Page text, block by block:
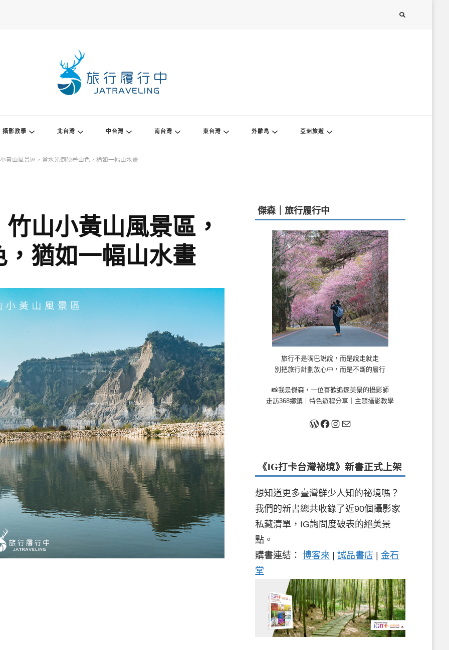
攝影教學 北台灣 中台灣 南台灣 東台灣 外離島 亞洲旅遊
黃山風景區，當水光倒映著山色，猶如一幅山水畫
山小黃山風景區，
猶如一幅山水畫
傑森｜旅行履行中
旅行不是嘴巴說說，而是說走就走
別把旅行計劃放心中，而是不斷的履行
📸我是傑森，一位喜歡追逐美景的攝影師
走訪368鄉鎮｜特色遊程分享｜主題攝影教學
關於我 Facebook
Instagram
《IG打卡台灣祕境》新書正式上架
想知道更多臺灣鮮少人知的祕境嗎？
我們的新書總共收錄了近90個攝影家
私藏清單，IG詢問度破表的絕美景
點。
購書連結： 博客來 | 誠品書店 | 金石
堂